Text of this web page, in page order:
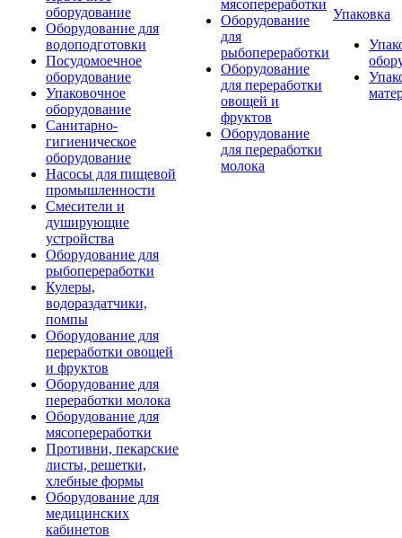
оборудование
Оборудование для
водоподготовки
Посудомоечное
оборудование
Упаковочное
оборудование
Санитарно-
гигиеническое
оборудование
Насосы для пищевой
промышленности
Смесители и
душирующие
устройства
Оборудование для
рыбопереработки
Кулеры,
водораздатчики,
помпы
Оборудование для
переработки овощей
и фруктов
Оборудование для
переработки молока
Оборудование для
мясопереработки
Противни, пекарские
листы, решетки,
хлебные формы
Оборудование для
медицинских
кабинетов
мясопереработки
Оборудование
для
рыбопереработки
Оборудование
для переработки
овощей и
фруктов
Оборудование
для переработки
молока
Упаковка